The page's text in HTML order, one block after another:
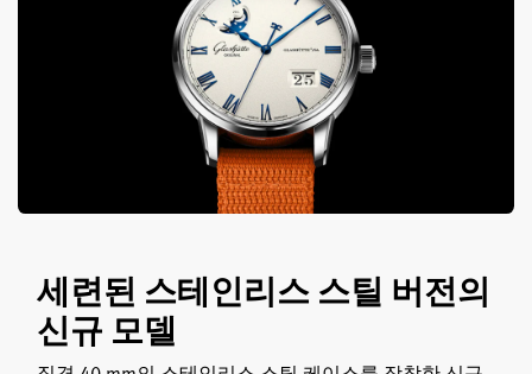
세련된 스테인리스 스틸 버전의
신규 모델